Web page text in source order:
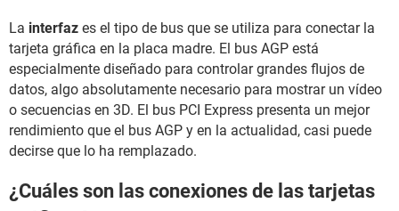
La interfaz es el tipo de bus que se utiliza para conectar la
tarjeta gráfica en la placa madre. El bus AGP está
especialmente diseñado para controlar grandes flujos de
datos, algo absolutamente necesario para mostrar un vídeo
o secuencias en 3D. El bus PCI Express presenta un mejor
rendimiento que el bus AGP y en la actualidad, casi puede
decirse que lo ha remplazado.
¿Cuáles son las conexiones de las tarjetas